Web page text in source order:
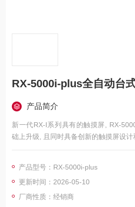
RX-5000i-plus全自动台
产品简介
新一代RX-I系列具有的触摸屏, RX-
础上升级, 且同时具备创新的触摸屏设计
高度。此产品内置的恒温功能快速且高
产品型号：RX-5000i-plus
更新时间：2026-05-10
厂商性质：经销商